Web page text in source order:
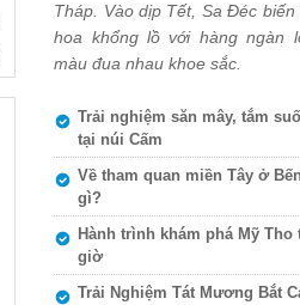
Tháp. Vào dịp Tết, Sa Đéc
hoa khổng lồ với hàng ngàn
màu đua nhau khoe sắc.
Trải nghiệm săn mây, tắm
tại núi Cấm
Về tham quan miền Tây ở
gì?
Hành trình khám phá Mỹ Tho
giờ
Trải Nghiệm Tát Mương Bắt